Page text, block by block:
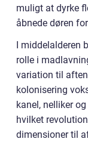
muligt at dyrke
åbnede døren
I middelalderen
rolle i
variation til
kolonisering
kanel, nelliker
hvilket
dimensioner til